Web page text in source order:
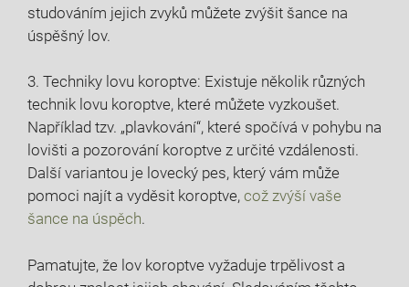
studováním jejich zvyků ‌můžete zvýšit šance na
úspěšný lov.
3. Techniky lovu⁢ koroptve:‌ Existuje několik ‍různých
technik ‌lovu koroptve, které ⁤můžete ⁣vyzkoušet. ​
Například⁤ tzv. „plavkování“, které spočívá​ v pohybu na
lovišti ​a pozorování koroptve z určité vzdálenosti.
Další variantou je ⁢lovecký pes, který vám může
pomoci najít a vyděsit koroptve, což zvýší​ vaše
šance na úspěch.
Pamatujte, že​ lov koroptve vyžaduje trpělivost a